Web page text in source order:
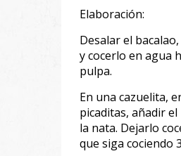
Elaboración:
Desalar el
y cocerlo en agua
pulpa.
En una cazuelita,
picaditas, añadir
la nata. Dejarlo
que siga cociendo